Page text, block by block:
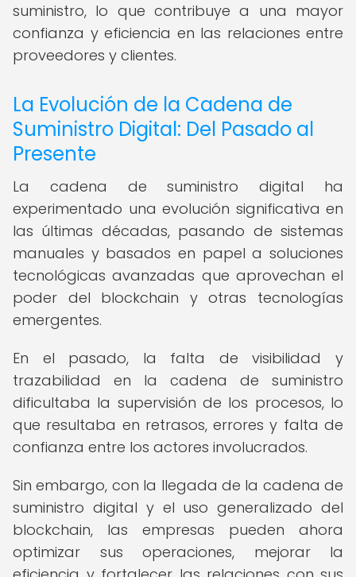
suministro, lo que contribuye a una mayor
confianza y eficiencia en las relaciones entre
proveedores y clientes.
La Evolución de la Cadena de
Suministro Digital: Del Pasado al
Presente
La cadena de suministro digital ha
experimentado una evolución significativa en
las últimas décadas, pasando de sistemas
manuales y basados en papel a soluciones
tecnológicas avanzadas que aprovechan el
poder del blockchain y otras tecnologías
emergentes.
En el pasado, la falta de visibilidad y
trazabilidad en la cadena de suministro
dificultaba la supervisión de los procesos, lo
que resultaba en retrasos, errores y falta de
confianza entre los actores involucrados.
Sin embargo, con la llegada de la cadena de
suministro digital y el uso generalizado del
blockchain, las empresas pueden ahora
optimizar sus operaciones, mejorar la